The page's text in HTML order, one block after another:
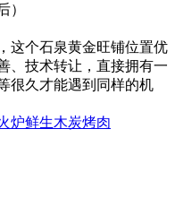
）
这个石泉黄金旺铺位置优
、技术转让，直接拥有一
很久才能遇到同样的机
炉鲜生木炭烤肉